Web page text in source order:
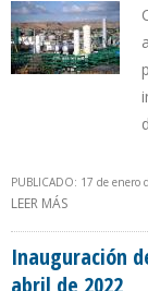
PUBLICADO: 17 de enero
LEER MÁS
Inauguración